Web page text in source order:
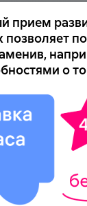
прием
позволяет
о